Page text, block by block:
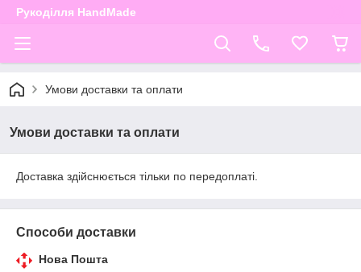
Рукоділля HandMade
Умови доставки та оплати
Умови доставки та оплати
Доставка здійснюється тільки по передоплаті.
Способи доставки
Нова Пошта